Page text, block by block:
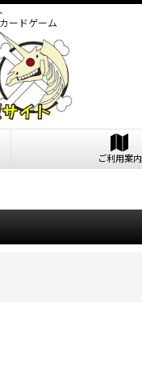
ードゲーム
ご利用案内